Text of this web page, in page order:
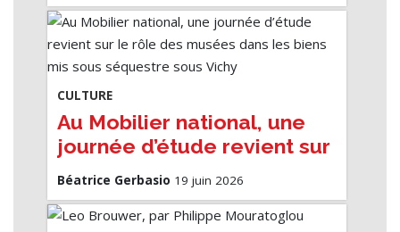
CULTURE
Au Mobilier national, une
journée d’étude revient sur
le rôle des musées dans
les biens mis sous
séquestre sous Vichy
Béatrice Gerbasio 19 juin 2026